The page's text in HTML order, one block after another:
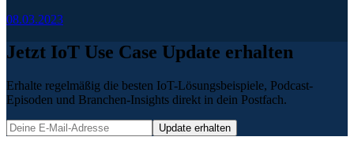
08.03.2023
Jetzt IoT Use Case Update erhalten
Erhalte regelmäßig die besten IoT-Lösungsbeispiele, Podcast-
Episoden und Branchen-Insights direkt in dein Postfach.
Update erhalten